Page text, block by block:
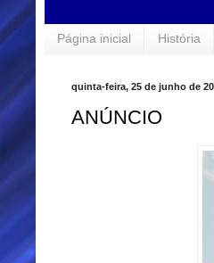
Página inicial História
quinta-feira, 25 de junho de
ANÚNCIO